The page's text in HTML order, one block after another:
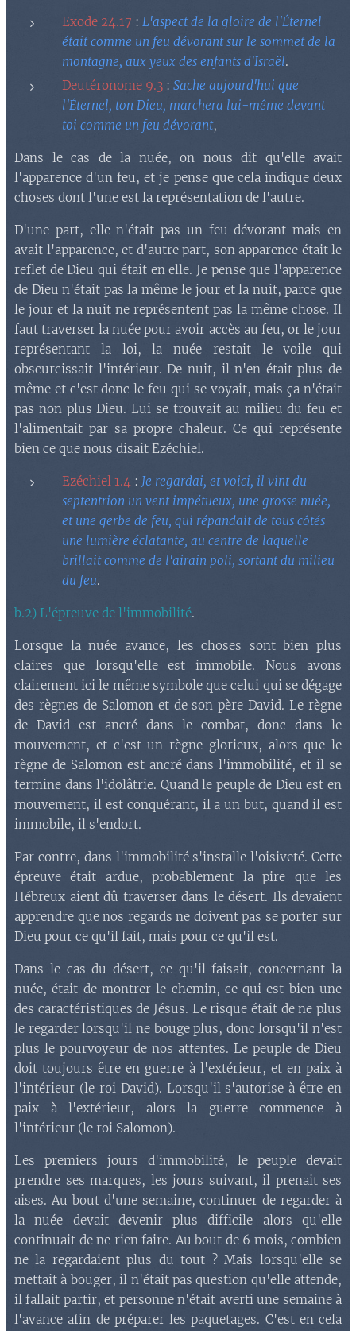
Exode 24.17 : L'aspect de la gloire de l'Éternel
était comme un feu dévorant sur le sommet de la
montagne, aux yeux des enfants d'Israël.
Deutéronome 9.3 : Sache aujourd'hui que
l'Éternel, ton Dieu, marchera lui-même devant
toi comme un feu dévorant,
Dans le cas de la nuée, on nous dit qu'elle avait
l'apparence d'un feu, et je pense que cela indique deux
choses dont l'une est la représentation de l'autre.
D'une part, elle n'était pas un feu dévorant mais en
avait l'apparence, et d'autre part, son apparence était le
reflet de Dieu qui était en elle. Je pense que l'apparence
de Dieu n'était pas la même le jour et la nuit, parce que
le jour et la nuit ne représentent pas la même chose. Il
faut traverser la nuée pour avoir accès au feu, or le jour
représentant la loi, la nuée restait le voile qui
obscurcissait l'intérieur. De nuit, il n'en était plus de
même et c'est donc le feu qui se voyait, mais ça n'était
pas non plus Dieu. Lui se trouvait au milieu du feu et
l'alimentait par sa propre chaleur. Ce qui représente
bien ce que nous disait Ezéchiel.
Ezéchiel 1.4 : Je regardai, et voici, il vint du
septentrion un vent impétueux, une grosse nuée,
et une gerbe de feu, qui répandait de tous côtés
une lumière éclatante, au centre de laquelle
brillait comme de l'airain poli, sortant du milieu
du feu.
b.2) L'épreuve de l'immobilité.
Lorsque la nuée avance, les choses sont bien plus
claires que lorsqu'elle est immobile. Nous avons
clairement ici le même symbole que celui qui se dégage
des règnes de Salomon et de son père David. Le règne
de David est ancré dans le combat, donc dans le
mouvement, et c'est un règne glorieux, alors que le
règne de Salomon est ancré dans l'immobilité, et il se
termine dans l'idolâtrie. Quand le peuple de Dieu est en
mouvement, il est conquérant, il a un but, quand il est
immobile, il s'endort.
Par contre, dans l'immobilité s'installe l'oisiveté. Cette
épreuve était ardue, probablement la pire que les
Hébreux aient dû traverser dans le désert. Ils devaient
apprendre que nos regards ne doivent pas se porter sur
Dieu pour ce qu'il fait, mais pour ce qu'il est.
Dans le cas du désert, ce qu'il faisait, concernant la
nuée, était de montrer le chemin, ce qui est bien une
des caractéristiques de Jésus. Le risque était de ne plus
le regarder lorsqu'il ne bouge plus, donc lorsqu'il n'est
plus le pourvoyeur de nos attentes. Le peuple de Dieu
doit toujours être en guerre à l'extérieur, et en paix à
l'intérieur (le roi David). Lorsqu'il s'autorise à être en
paix à l'extérieur, alors la guerre commence à
l'intérieur (le roi Salomon).
Les premiers jours d'immobilité, le peuple devait
prendre ses marques, les jours suivant, il prenait ses
aises. Au bout d'une semaine, continuer de regarder à
la nuée devait devenir plus difficile alors qu'elle
continuait de ne rien faire. Au bout de 6 mois, combien
ne la regardaient plus du tout ? Mais lorsqu'elle se
mettait à bouger, il n'était pas question qu'elle attende,
il fallait partir, et personne n'était averti une semaine à
l'avance afin de préparer les paquetages. C'est en cela